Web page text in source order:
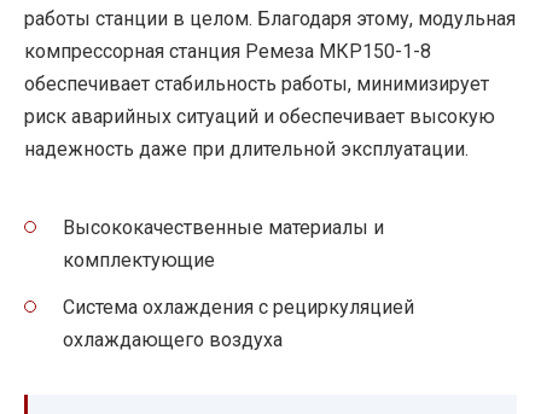
работы станции в целом. Благодаря этому, модульная
компрессорная станция Ремеза МКР150-1-8
обеспечивает стабильность работы, минимизирует
риск аварийных ситуаций и обеспечивает высокую
надежность даже при длительной эксплуатации.
Высококачественные материалы и
комплектующие
Система охлаждения с рециркуляцией
охлаждающего воздуха